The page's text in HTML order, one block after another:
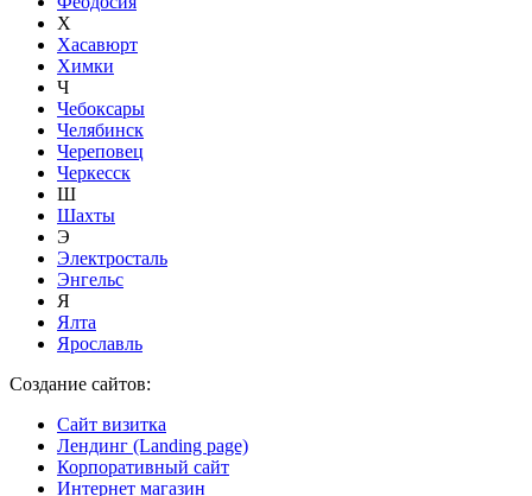
Х
Хасавюрт
Химки
Ч
Чебоксары
Челябинск
Череповец
Черкесск
Ш
Шахты
Э
Электросталь
Энгельс
Я
Ялта
Ярославль
Создание сайтов:
Сайт визитка
Лендинг (Landing page)
Корпоративный сайт
Интернет магазин